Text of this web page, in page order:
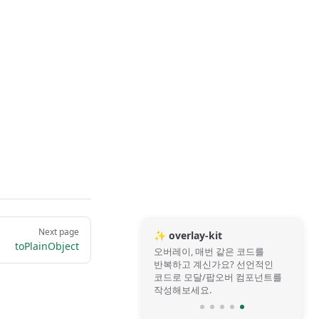
Next page
toPlainObject
✨ overlay-kit
오버레이, 매번 같은 코드를
반복하고 계신가요? 선언적인
코드로 모달/팝오버 컴포넌트를
작성해보세요.